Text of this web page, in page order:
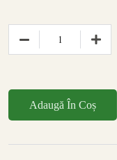
Adaugă În Coș